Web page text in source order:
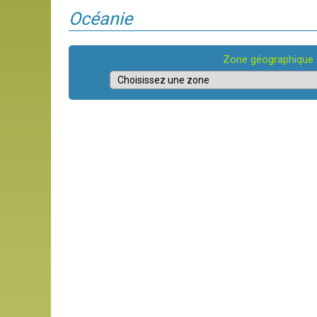
Océanie
Zone géographique